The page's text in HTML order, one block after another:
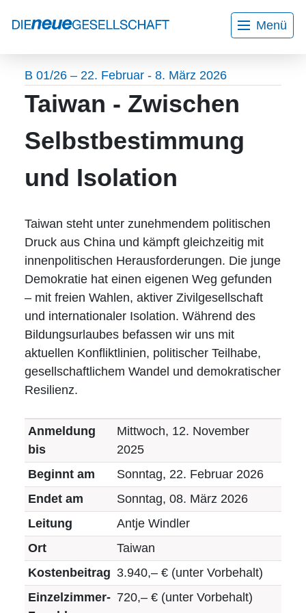
Menü
Home Aktuelles
Wir über uns
Mitarbeiter*innen
Kontakt
Bildungsurlaube
Gesprächskreise
Veranstaltungen
Projekte
AGB
Datenschutzerklärung
Ehrenamt
Impressum
B 01/26 – 22. Februar - 8. März 2026
Taiwan - Zwischen
Selbstbestimmung
und Isolation
Taiwan steht unter zunehmendem politischen
Druck aus China und kämpft gleichzeitig mit
innenpolitischen Herausforderungen. Die junge
Demokratie hat einen eigenen Weg gefunden
– mit freien Wahlen, aktiver Zivilgesellschaft
und internationaler Isolation. Während des
Bildungsurlaubes befassen wir uns mit
aktuellen Konfliktlinien, politischer Teilhabe,
gesellschaftlichem Wandel und demokratischer
Resilienz.
Anmeldung
bis
Mittwoch, 12. November
2025
Beginnt am
Sonntag, 22. Februar 2026
Endet am
Sonntag, 08. März 2026
Leitung
Antje Windler
Ort
Taiwan
Kostenbeitrag 3.940,– € (unter Vorbehalt)
Einzelzimmer- 720,– € (unter Vorbehalt)